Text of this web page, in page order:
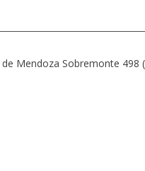
de Mendoza Sobremonte 498